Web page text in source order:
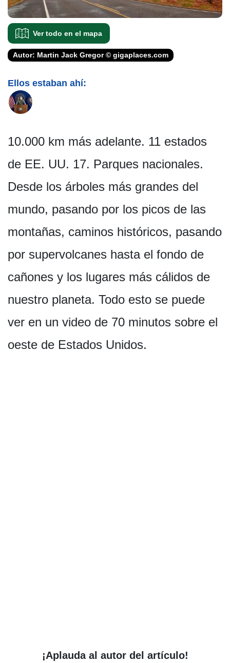
Ver todo en el mapa
Autor: Martin Jack Gregor © gigaplaces.com
Ellos estaban ahí:
10.000 km más adelante. 11 estados
de EE. UU. 17. Parques nacionales.
Desde los árboles más grandes del
mundo, pasando por los picos de las
montañas, caminos históricos, pasando
por supervolcanes hasta el fondo de
cañones y los lugares más cálidos de
nuestro planeta. Todo esto se puede
ver en un video de 70 minutos sobre el
oeste de Estados Unidos.
¡Aplauda al autor del artículo!